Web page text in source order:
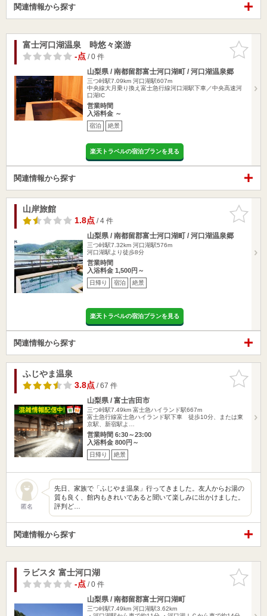
関連情報から探す
お気に入
りに追加
富士河口湖温泉 時悠々楽游
-点/ 0 件
山梨県 / 南都留郡富士河口湖町 / 河口湖温泉郷
三つ峠駅7.09km 河口湖駅607m
中央線大月乗り換え富士急行線河口湖駅下車／中央高速河
口湖IC
営業時間
入浴料金 ～
宿泊 絶景
楽天トラベルの宿泊プランを見る
関連情報から探す
お気に入
りに追加
山岸旅館
1.8点/ 4 件
山梨県 / 南都留郡富士河口湖町 / 河口湖温泉郷
三つ峠駅7.32km 河口湖駅576m
河口湖駅より徒歩8分
営業時間
入浴料金 1,500円～
日帰り 宿泊 絶景
楽天トラベルの宿泊プランを見る
関連情報から探す
お気に入
りに追加
ふじやま温泉
3.8点/ 67 件
山梨県 / 富士吉田市
三つ峠駅7.49km 富士急ハイランド駅667m
富士急行線富士急ハイランド駅下車 徒歩10分、または東
京駅、新宿駅よ…
営業時間 6:30～23:00
入浴料金 800円～
日帰り 絶景
匿名
先日、家族で「ふじやま温泉」行ってきました。友人からお湯の
質も良く、館内もきれいであると聞いて楽しみに出かけました。
評判ど…
関連情報から探す
お気に入
りに追加
ラビスタ 富士河口湖
-点/ 0 件
山梨県 / 南都留郡富士河口湖町
三つ峠駅7.49km 河口湖駅3.62km